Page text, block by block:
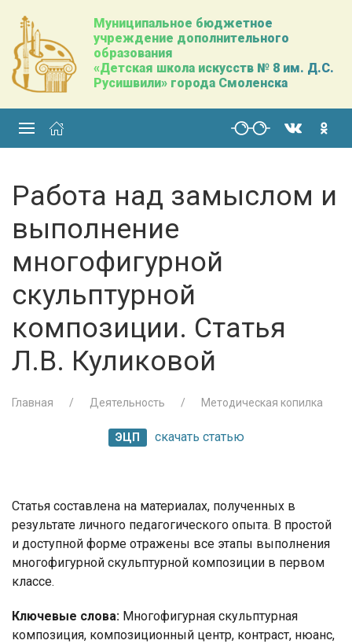
Муниципальное бюджетное
учреждение дополнительного
образования
«Детская школа искусств № 8 им. Д.С.
Русишвили» города Смоленска
Работа над замыслом и
выполнение
многофигурной
скульптурной
композиции. Cтатья
Л.В. Куликовой
Главная Деятельность Методическая копилка
ЭЦП скачать статью
Статья составлена на материалах, полученных в
результате личного педагогического опыта. В простой
и доступной форме отражены все этапы выполнения
многофигурной скульптурной композиции в первом
классе.
Ключевые слова: Многофигурная скульптурная
композиция, композиционный центр, контраст, нюанс,